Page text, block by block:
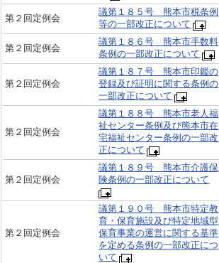
第２回定例会
議第１８５号 熊本市税条例
等の一部改正について
第２回定例会
議第１８６号 熊本市手数料
条例の一部改正について
第２回定例会
議第１８７号 熊本市印鑑の
登録及び証明に関する条例の
一部改正について
第２回定例会
議第１８８号 熊本市老人福
祉センター条例及び熊本市在
宅福祉センター条例の一部改
正について
第２回定例会
議第１８９号 熊本市介護保
険条例の一部改正について
第２回定例会
議第１９０号 熊本市特定教
育・保育施設及び特定地域型
保育事業の運営に関する基準
を定める条例の一部改正につ
いて